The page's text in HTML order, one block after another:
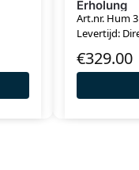
Erholung
Art.nr. Hum
Levertijd:
€329.00